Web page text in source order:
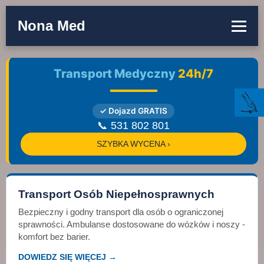
Nona Med
Transport Medyczny 24h/7
✓ Dojazd GRATIS
📞 531 802 801
SZYBKA WYCENA ›
Transport Osób Niepełnosprawnych
Bezpieczny i godny transport dla osób o ograniczonej
sprawności. Ambulanse dostosowane do wózków i noszy -
komfort bez barier.
DOWIEDZ SIĘ WIĘCEJ →